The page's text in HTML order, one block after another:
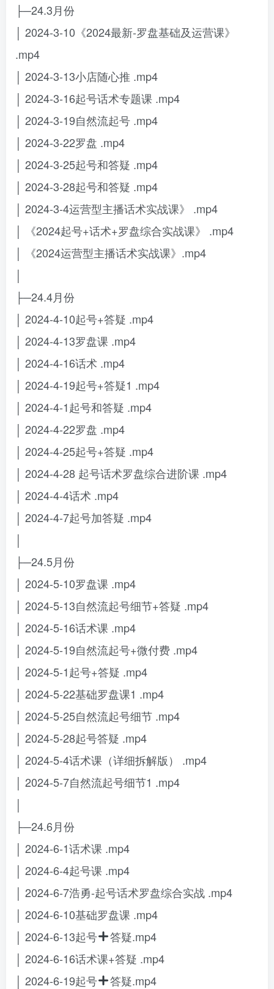
├─24.3月份
│ 2024-3-10《2024最新-罗盘基础及运营课》
.mp4
│ 2024-3-13小店随心推 .mp4
│ 2024-3-16起号话术专题课 .mp4
│ 2024-3-19自然流起号 .mp4
│ 2024-3-22罗盘 .mp4
│ 2024-3-25起号和答疑 .mp4
│ 2024-3-28起号和答疑 .mp4
│ 2024-3-4运营型主播话术实战课》 .mp4
│ 《2024起号+话术+罗盘综合实战课》 .mp4
│ 《2024运营型主播话术实战课》.mp4
│
├─24.4月份
│ 2024-4-10起号+答疑 .mp4
│ 2024-4-13罗盘课 .mp4
│ 2024-4-16话术 .mp4
│ 2024-4-19起号+答疑1 .mp4
│ 2024-4-1起号和答疑 .mp4
│ 2024-4-22罗盘 .mp4
│ 2024-4-25起号+答疑 .mp4
│ 2024-4-28 起号话术罗盘综合进阶课 .mp4
│ 2024-4-4话术 .mp4
│ 2024-4-7起号加答疑 .mp4
│
├─24.5月份
│ 2024-5-10罗盘课 .mp4
│ 2024-5-13自然流起号细节+答疑 .mp4
│ 2024-5-16话术课 .mp4
│ 2024-5-19自然流起号+微付费 .mp4
│ 2024-5-1起号+答疑 .mp4
│ 2024-5-22基础罗盘课1 .mp4
│ 2024-5-25自然流起号细节 .mp4
│ 2024-5-28起号答疑 .mp4
│ 2024-5-4话术课（详细拆解版） .mp4
│ 2024-5-7自然流起号细节1 .mp4
│
├─24.6月份
│ 2024-6-1话术课 .mp4
│ 2024-6-4起号课 .mp4
│ 2024-6-7浩勇-起号话术罗盘综合实战 .mp4
│ 2024-6-10基础罗盘课 .mp4
│ 2024-6-13起号
答疑.mp4
│ 2024-6-16话术课+答疑 .mp4
│ 2024-6-19起号
答疑.mp4